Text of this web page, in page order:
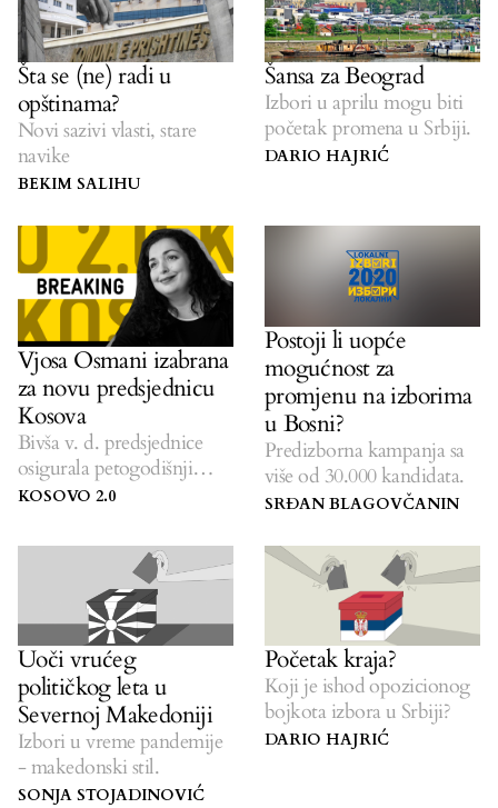
Šta se (ne) radi u
opštinama?
Novi sazivi vlasti, stare
navike
BEKIM SALIHU
Šansa za Beograd
Izbori u aprilu mogu biti
početak promena u Srbiji.
DARIO HAJRIĆ
Vjosa Osmani izabrana
za novu predsjednicu
Kosova
Bivša v. d. predsjednice
osigurala petogodišnji
mandat nakon upuštanja u
KOSOVO 2.0
Postoji li uopće
mogućnost za
promjenu na izborima
u Bosni?
Predizborna kampanja sa
više od 30.000 kandidata.
SRĐAN BLAGOVČANIN
Uoči vrućeg
političkog leta u
Severnoj Makedoniji
Izbori u vreme pandemije
- makedonski stil.
SONJA STOJADINOVIĆ
Početak kraja?
Koji je ishod opozicionog
bojkota izbora u Srbiji?
DARIO HAJRIĆ